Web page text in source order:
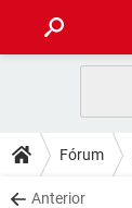
CELULAR
OUTLOOK
DICAS
JOGOS
DOWNLOADS
Fórum
Anterior